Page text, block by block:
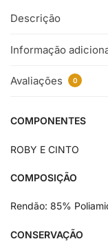
Descrição
Informação
Avaliações 0
COMPONENTES
ROBY E CINTO
COMPOSIÇÃO
Rendão: 85%
CONSERVAÇÃO